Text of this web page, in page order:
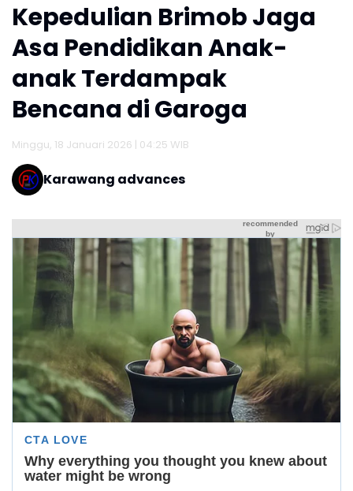
Kepedulian Brimob Jaga
Asa Pendidikan Anak-
anak Terdampak
Bencana di Garoga
Minggu, 18 Januari 2026 | 04:25 WIB
Karawang advances